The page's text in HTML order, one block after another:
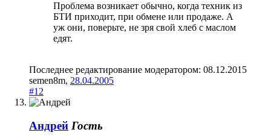
Проблема возникает обычно, когда техник из
БТИ приходит, при обмене или продаже. А
уж они, поверьте, не зря свой хлеб с маслом
едят.
Последнее редактирование модератором: 08.12.2015
semen8m, 28.04.2005
#12
Андрей Гость